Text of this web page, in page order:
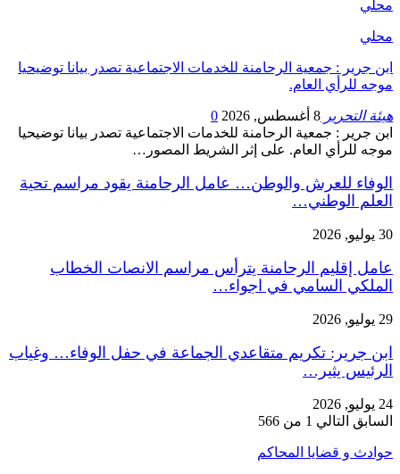
محلي
محلي
ابن جرير : جمعية الرحامنة للخدمات الاجتماعية تصدر بيانا توضيحيا
موجه للرأي العام.
هيئة التحرير 8 أغسطس, 2026
0
ابن جرير : جمعية الرحامنة للخدمات الاجتماعية تصدر بيانا توضيحيا
موجه للرأي العام. على إثر الشريط المصور…
الوفاء للعرش والوطن… عامل الرحامنة يقود مراسم تحية
العلم الوطني…
30 يوليو, 2026
عامل إقليم الرحامنة يترأس مراسم الانصات الخطاب
الملكي السامي في اجواء…
29 يوليو, 2026
ابن جرير: تكريم متقاعدي الجماعة في حفل الوفاء… وغياب
الرئيس يثير…
24 يوليو, 2026
السابق التالي 1 من 566
حوادث و قضايا المحاكم